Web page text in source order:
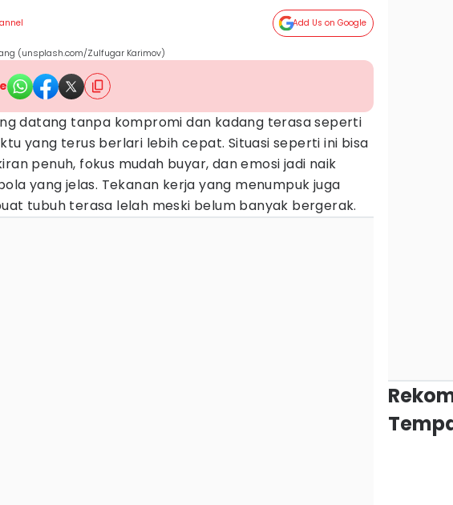
Add Us on Google
(unsplash.com/Zulfugar Karimov)
datang tanpa kompromi dan kadang terasa seperti
yang terus berlari lebih cepat. Situasi seperti ini bisa
penuh, fokus mudah buyar, dan emosi jadi naik
yang jelas. Tekanan kerja yang menumpuk juga
tubuh terasa lelah meski belum banyak bergerak.